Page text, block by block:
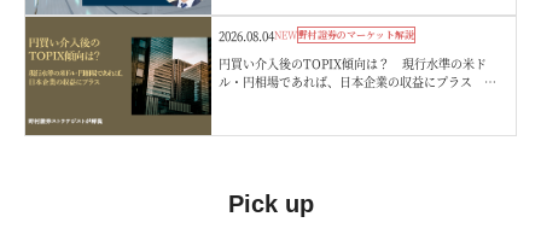
2026.08.04NEW野村證券のマーケット解説
円買い介入後のTOPIX傾向は？ 現行水準の米ド
ル・円相場であれば、日本企業の収益にプラス 野
Pick up